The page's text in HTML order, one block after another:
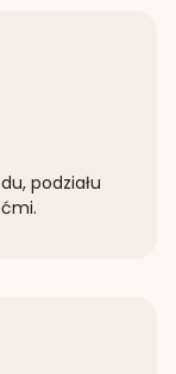
podziału